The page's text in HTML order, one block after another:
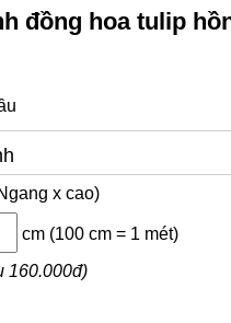
đồng hoa tulip
x cao)
cm (100 cm = 1 mét)
160.000đ)